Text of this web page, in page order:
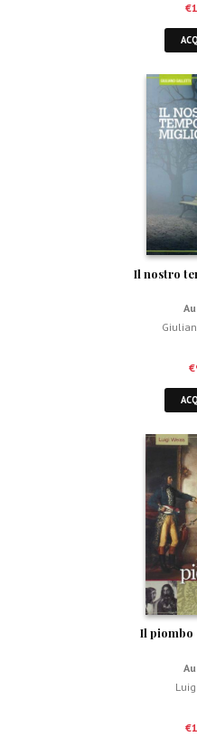
€
Il nostro
€
Il piombo
€